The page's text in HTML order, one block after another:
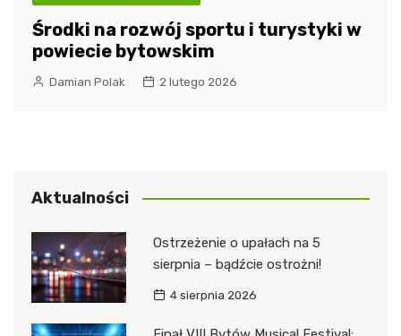
Środki na rozwój sportu i turystyki w
powiecie bytowskim
Damian Polak 2 lutego 2026
Aktualności
Ostrzeżenie o upałach na 5
sierpnia – bądźcie ostrożni!
4 sierpnia 2026